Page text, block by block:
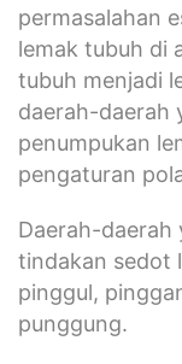
permasalahan
lemak tubuh di
tubuh menjadi
daerah-daerah
penumpukan
pengaturan
Daerah-daerah
tindakan sedot
pinggul,
punggung.